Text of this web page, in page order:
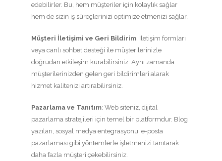
edebilirler. Bu, hem müşteriler için kolaylık sağlar
hem de sizin iş süreçlerinizi optimize etmenizi sağlar.
Müşteri İletişimi ve Geri Bildirim: İletişim formları
veya canlı sohbet desteği ile müşterilerinizle
doğrudan etkileşim kurabilirsiniz. Aynı zamanda
müşterilerinizden gelen geri bildirimleri alarak
hizmet kalitenizi artırabilirsiniz.
Pazarlama ve Tanıtım: Web siteniz, dijital
pazarlama stratejileri için temel bir platformdur. Blog
yazıları, sosyal medya entegrasyonu, e-posta
pazarlaması gibi yöntemlerle işletmenizi tanıtarak
daha fazla müşteri çekebilirsiniz.